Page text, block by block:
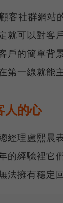
客社群網站
就可以對客
戶的簡單背
一線就能
人的心
經理盧熙晨
的經驗裡它
擁有穩定